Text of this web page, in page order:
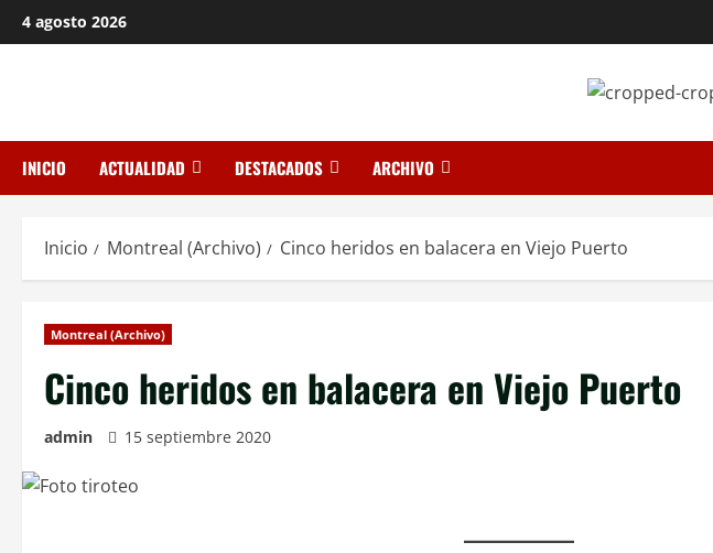
Saltar
al
4 agosto 2026
INICIO ACTUALIDAD DESTACADOS ARCHIVO
Inicio Montreal (Archivo) Cinco heridos en balacera en Viejo Puerto
Montreal (Archivo)
Cinco heridos en balacera en Viejo Puerto
admin 15 septiembre 2020